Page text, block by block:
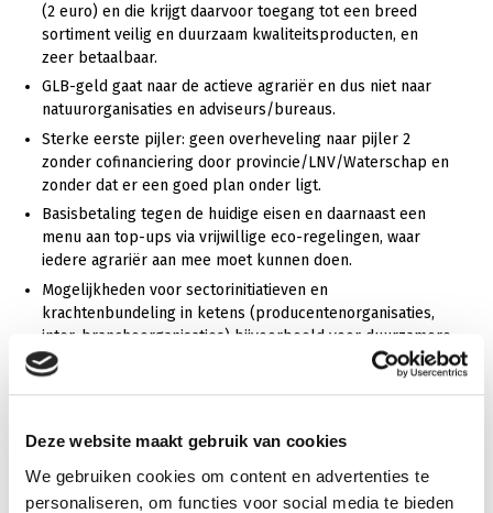
Deze website maakt gebruik van cookies
We gebruiken cookies om content en advertenties te
personaliseren, om functies voor social media te bieden
(2 euro) en die krijgt daarvoor toegang tot een breed
sortiment veilig en duurzaam kwaliteitsproducten, en
zeer betaalbaar.
GLB-geld gaat naar de actieve agrariër en dus niet naar
natuurorganisaties en adviseurs/bureaus.
Sterke eerste pijler: geen overheveling naar pijler 2
zonder cofinanciering door provincie/LNV/Waterschap en
zonder dat er een goed plan onder ligt.
Basisbetaling tegen de huidige eisen en daarnaast een
menu aan top-ups via vrijwillige eco-regelingen, waar
iedere agrariër aan mee moet kunnen doen.
Mogelijkheden voor sectorinitiatieven en
krachtenbundeling in ketens (producentenorganisaties,
inter-brancheorganisaties) bijvoorbeeld voor duurzamere
productie tegen een meerprijs en voor innovatie.
komen.
Klaas Johan Osinga
kjosinga@lto.nl